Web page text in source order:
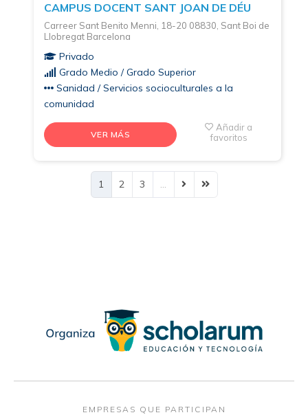
CAMPUS DOCENT SANT JOAN DE DÉU
Carreer Sant Benito Menni, 18-20 08830, Sant Boi de
Llobregat Barcelona
Privado
Grado Medio / Grado Superior
Sanidad / Servicios socioculturales a la
comunidad
VER MÁS
Añadir a
favoritos
1 2 3 …
EMPRESAS QUE PARTICIPAN